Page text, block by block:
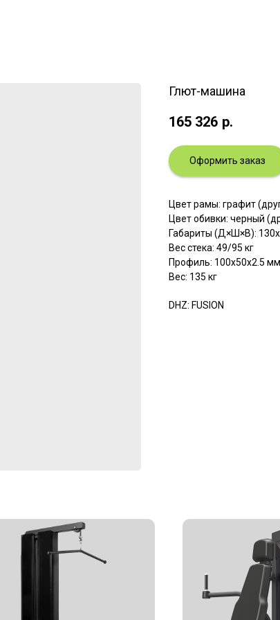
Глют-машина
165 326 р.
Оформить заказ
Цвет рамы: графит
Цвет обивки: черный
Габариты (Д×Ш×В):
Вес стека: 49/95 кг
Профиль: 100х50х2.5 мм
Вес: 135 кг
DHZ: FUSION